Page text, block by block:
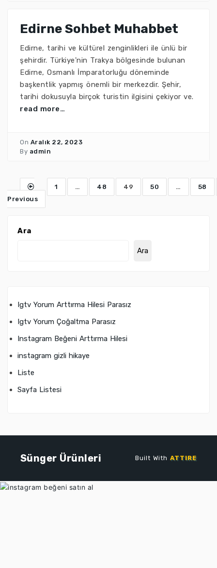
Edirne Sohbet Muhabbet
Edirne, tarihi ve kültürel zenginlikleri ile ünlü bir
şehirdir. Türkiye'nin Trakya bölgesinde bulunan
Edirne, Osmanlı İmparatorluğu döneminde
başkentlik yapmış önemli bir merkezdir. Şehir,
tarihi dokusuyla birçok turistin ilgisini çekiyor ve.
read more…
On Aralık 22, 2023
By admin
Previous
1 … 48 49 50 … 58
Ara
Ara
Igtv Yorum Arttırma Hilesi Parasız
Igtv Yorum Çoğaltma Parasız
Instagram Beğeni Arttırma Hilesi
instagram gizli hikaye
Liste
Sayfa Listesi
Sünger Ürünleri Built WithATTIRE